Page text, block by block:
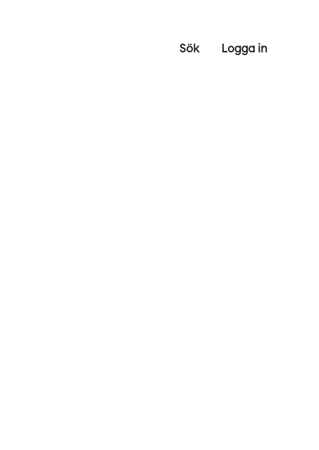
Sök Logga in